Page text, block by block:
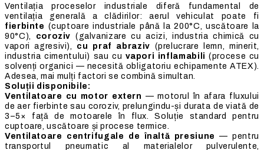
Ventilația proceselor industriale diferă fundamental de
ventilația generală a clădirilor: aerul vehiculat poate fi
fierbinte (cuptoare industriale până la 200°C, uscătoare la
90°C), coroziv (galvanizare cu acizi, industria chimică cu
vapori agresivi), cu praf abraziv (prelucrare lemn, minerit,
industria cimentului) sau cu vapori inflamabili (procese cu
solvenți organici — necesită obligatoriu echipamente ATEX).
Adesea, mai mulți factori se combină simultan.
Soluții disponibile:
Ventilatoare cu motor extern — motorul în afara fluxului
de aer fierbinte sau coroziv, prelungindu-și durata de viată de
3–5× față de motoarele în flux. Soluție standard pentru
cuptoare, uscătoare și procese termice.
Ventilatoare centrifugale de înaltă presiune — pentru
transportul pneumatic al materialelor pulverulente,